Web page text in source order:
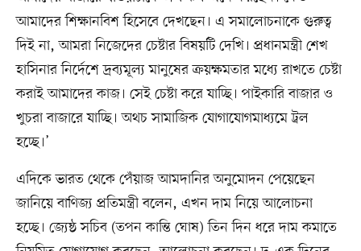
আমাদের শিক্ষানবিশ হিসেবে দেখছেন। এ সমালোচনাকে গুরুত্ব
দিই না, আমরা নিজেদের চেষ্টার বিষয়টি দেখি। প্রধানমন্ত্রী শেখ
হাসিনার নির্দেশে দ্রব্যমূল্য মানুষের ক্রয়ক্ষমতার মধ্যে রাখতে চেষ্টা
করাই আমাদের কাজ। সেই চেষ্টা করে যাচ্ছি। পাইকারি বাজার ও
খুচরা বাজারে যাচ্ছি। অথচ সামাজিক যোগাযোগমাধ্যমে ট্রল
হচ্ছে।’
এদিকে ভারত থেকে পেঁয়াজ আমদানির অনুমোদন পেয়েছেন
জানিয়ে বাণিজ্য প্রতিমন্ত্রী বলেন, এখন দাম নিয়ে আলোচনা
হচ্ছে। জ্যেষ্ঠ সচিব (তপন কান্তি ঘোষ) তিন দিন ধরে দাম কমাতে